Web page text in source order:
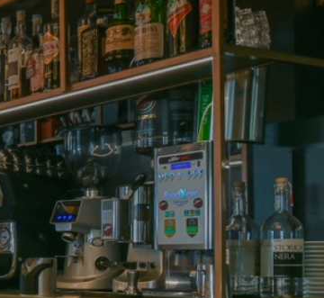
SERVIZI NAUTICI E MARINE
ESPLORA I DINTORNI
CONGRESSI